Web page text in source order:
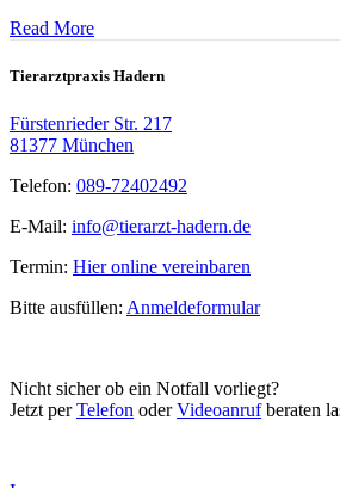
Read More
Tierarztpraxis Hadern
Fürstenrieder Str. 217
81377 München
Telefon: 089-72402492
E-Mail: info@tierarzt-hadern.de
Termin: Hier online vereinbaren
Bitte ausfüllen: Anmeldeformular
Nicht sicher ob ein Notfall vorliegt?
Jetzt perTelefon oderVideoanrufberaten